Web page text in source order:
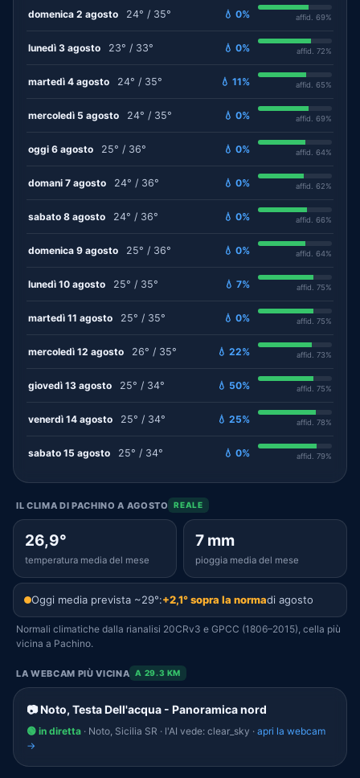
domenica 2 agosto 24° / 35° 💧 0% affid. 69%
lunedì 3 agosto 23° / 33° 💧 0% affid. 72%
martedì 4 agosto 24° / 35° 💧 11% affid. 65%
mercoledì 5 agosto 24° / 35° 💧 0% affid. 69%
oggi 6 agosto 25° / 36° 💧 0% affid. 64%
domani 7 agosto 24° / 36° 💧 0% affid. 62%
sabato 8 agosto 24° / 36° 💧 0% affid. 66%
domenica 9 agosto 25° / 36° 💧 0% affid. 64%
lunedì 10 agosto 25° / 35° 💧 7% affid. 75%
martedì 11 agosto 25° / 35° 💧 0% affid. 75%
mercoledì 12 agosto 26° / 35° 💧 22% affid. 73%
giovedì 13 agosto 25° / 34° 💧 50% affid. 75%
venerdì 14 agosto 25° / 34° 💧 25% affid. 78%
sabato 15 agosto 25° / 34° 💧 0% affid. 79%
IL CLIMA DI PACHINO A AGOSTO REALE
26,9°
temperatura media del mese
7 mm
pioggia media del mese
Oggi media prevista ~29°:+2,1° sopra la normadi agosto
Normali climatiche dalla rianalisi 20CRv3 e GPCC (1806–2015), cella più
vicina a Pachino.
LA WEBCAM PIÙ VICINA A 29.3 KM
📷 Noto, Testa Dell'acqua - Panoramica nord
🟢 in diretta · Noto, Sicilia SR · l'AI vede: clear_sky · apri la webcam
→